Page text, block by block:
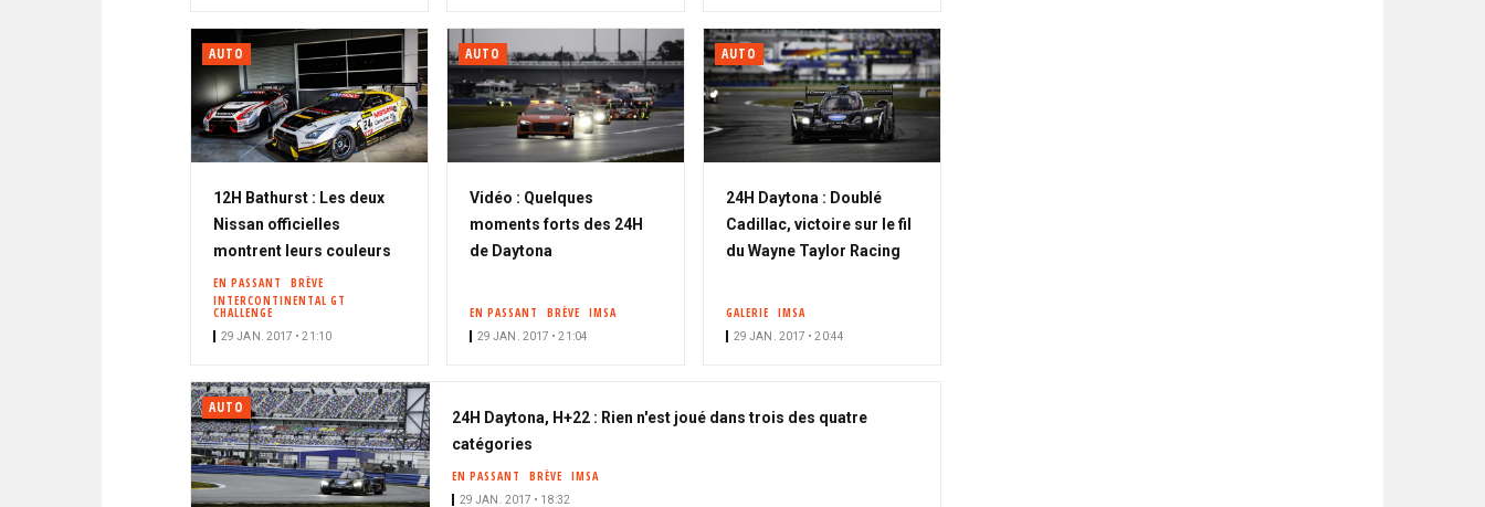
AUTO
12H Bathurst : Les deux
Nissan officielles
montrent leurs couleurs
EN PASSANT
BRÈVE
INTERCONTINENTAL GT
CHALLENGE
29 JAN. 2017 • 21:10
AUTO
Vidéo : Quelques
moments forts des 24H
de Daytona
EN PASSANT BRÈVE IMSA
29 JAN. 2017 • 21:04
AUTO
24H Daytona : Doublé
Cadillac, victoire sur le fil
du Wayne Taylor Racing
GALERIE IMSA
29 JAN. 2017 • 20:44
AUTO
24H Daytona, H+22 : Rien n'est joué dans trois des quatre
catégories
EN PASSANT BRÈVE IMSA
29 JAN. 2017 • 18:32